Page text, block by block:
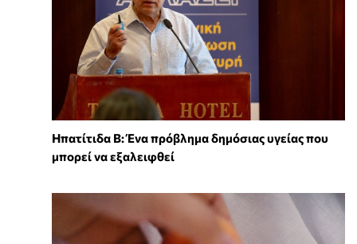
Ηπατίτιδα Β: Ένα πρόβλημα δημόσιας υγείας που
μπορεί να εξαλειφθεί